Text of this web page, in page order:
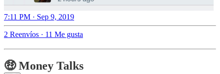
7:11 PM · Sep 9, 2019
2 Reenvíos · 11 Me gusta
🤑 Money Talks